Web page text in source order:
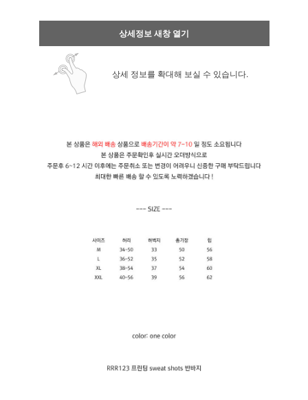
상세정보 새창 열기
상세 정보를 확대해 보실 수 있습니다.